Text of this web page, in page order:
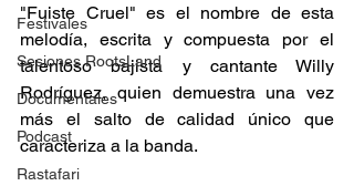
Festivales
Sesiones RootsLand
Documentales
Podcast
Rastafari
"Fuiste Cruel" es el nombre de esta
melodía, escrita y compuesta por el
talentoso bajista y cantante Willy
Rodríguez, quien demuestra una vez
más el salto de calidad único que
caracteriza a la banda.